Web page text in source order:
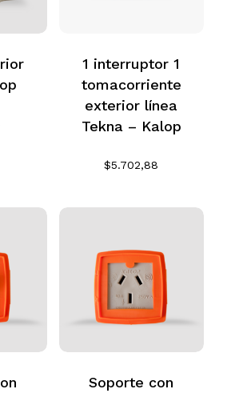
1 interruptor 1
tomacorriente
exterior línea
Tekna – Kalop
$5.702,88
Soporte con